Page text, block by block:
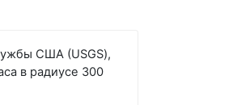
США (USGS),
в радиусе 300